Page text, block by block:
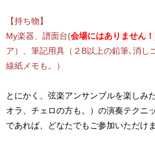
【持ち物】
My楽器、譜面台(会場にはありません！
ア）、筆記用具（２B以上の鉛筆､消し
線紙メモも。）
とにかく、弦楽アンサンブルを楽しみ
オラ、チェロの方も。）の演奏テクニ
であれば、どなたでもご参加いただけま